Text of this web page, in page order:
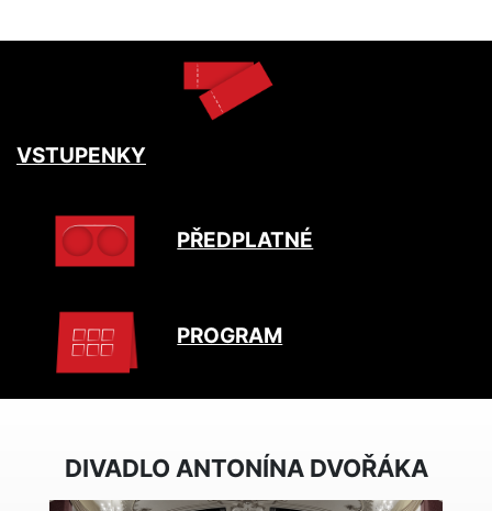
VSTUPENKY
PŘEDPLATNÉ
PROGRAM
DIVADLO ANTONÍNA DVOŘÁKA